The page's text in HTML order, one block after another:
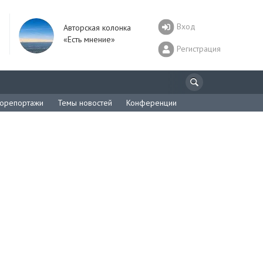
Авторская колонка
«Есть мнение»
Вход
Регистрация
Темы новостей Конференции